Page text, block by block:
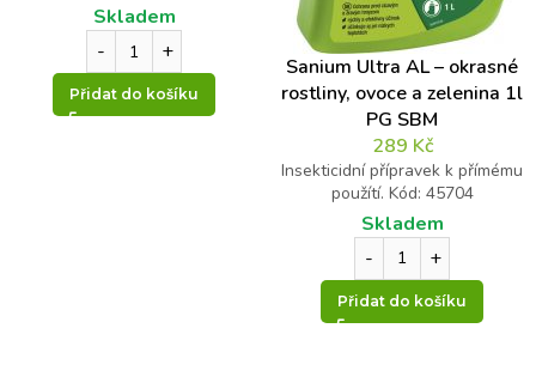
Skladem
Přidat do košíku
Sanium Ultra AL – okrasné
rostliny, ovoce a zelenina 1l
PG SBM
289 Kč
Insekticidní přípravek k přímému
použítí. Kód: 45704
Skladem
Přidat do košíku